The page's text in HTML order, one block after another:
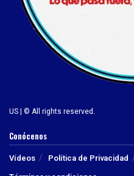
US | © All rights reserved.
Conócenos
Vídeos Política de Privacidad